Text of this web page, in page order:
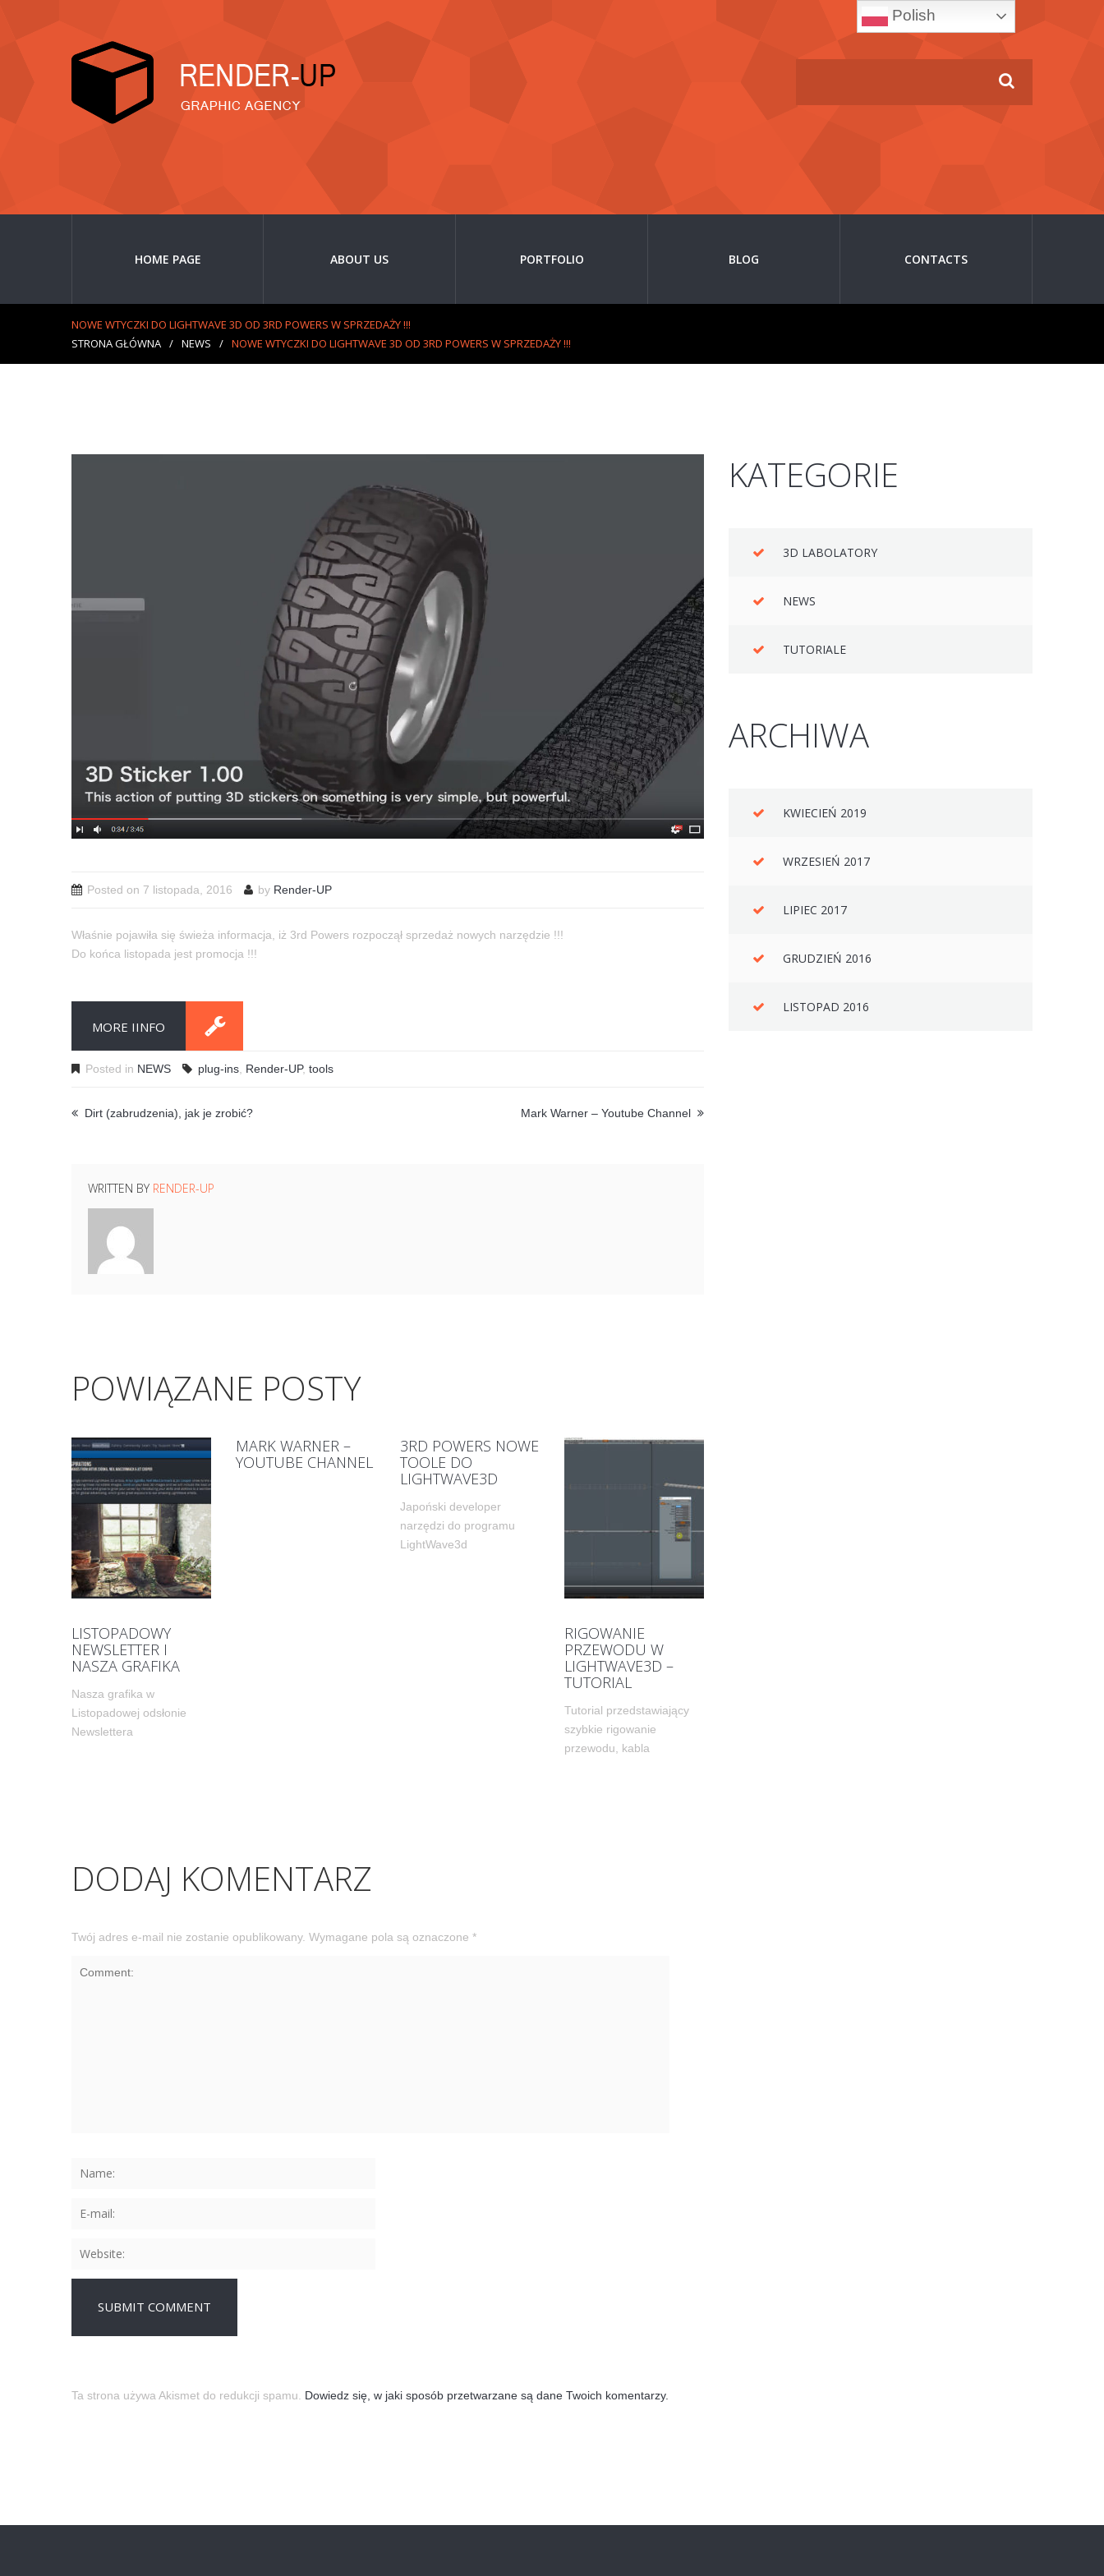
HOME PAGE ABOUT US PORTFOLIO BLOG CONTACTS
NOWE WTYCZKI DO LIGHTWAVE 3D OD 3RD POWERS W SPRZEDAŻY !!!
STRONA GŁÓWNA / NEWS / NOWE WTYCZKI DO LIGHTWAVE 3D OD 3RD POWERS W SPRZEDAŻY !!!
Posted on 7 listopada, 2016 by Render-UP
Właśnie pojawiła się świeża informacja, iż 3rd Powers rozpoczął sprzedaż nowych narzędzie !!!
Do końca listopada jest promocja !!!
MORE IINFO
Posted in NEWS plug-ins Render-UP, tools
Dirt (zabrudzenia), jak je zrobić? Mark Warner – Youtube Channel
WRITTEN BY RENDER-UP
POWIĄZANE POSTY
LISTOPADOWY
NEWSLETTER I
NASZA GRAFIKA
Nasza grafika w
Listopadowej odsłonie
Newslettera
MARK WARNER –
YOUTUBE CHANNEL
3RD POWERS NOWE
TOOLE DO
LIGHTWAVE3D
Japoński developer
narzędzi do programu
LightWave3d
RIGOWANIE
PRZEWODU W
LIGHTWAVE3D –
TUTORIAL
Tutorial przedstawiający
szybkie rigowanie
przewodu, kabla
DODAJ KOMENTARZ
Twój adres e-mail nie zostanie opublikowany. Wymagane pola są oznaczone *
Ta strona używa Akismet do redukcji spamu. Dowiedz się, w jaki sposób przetwarzane są dane Twoich komentarzy.
KATEGORIE
3D LABOLATORY
NEWS
TUTORIALE
ARCHIWA
KWIECIEŃ 2019
WRZESIEŃ 2017
LIPIEC 2017
GRUDZIEŃ 2016
LISTOPAD 2016
Polish